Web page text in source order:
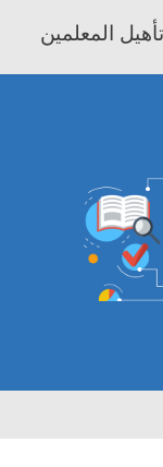
المعلمين